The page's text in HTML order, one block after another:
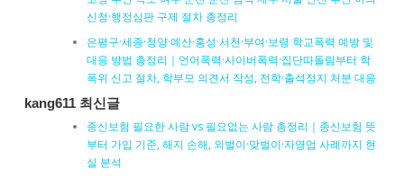
신청·행정심판 구제 절차 총정리
은평구·세종·청양·예산·홍성·서천·부여·보령 학교폭력 예방 및
대응 방법 총정리｜언어폭력·사이버폭력·집단따돌림부터 학
폭위 신고 절차, 학부모 의견서 작성, 전학·출석정지 처분 대응
kang611 최신글
종신보험 필요한 사람 vs 필요없는 사람 총정리｜종신보험 뜻
부터 가입 기준, 해지 손해, 외벌이·맞벌이·자영업 사례까지 현
실 분석